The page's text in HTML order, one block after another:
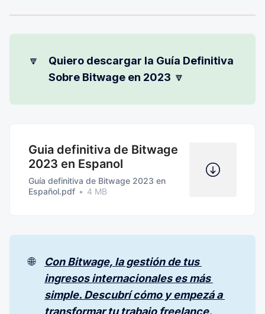
🔽
Quiero descargar la Guía Definitiva
Sobre Bitwage en 2023 🔽
Guia definitiva de Bitwage
2023 en Espanol
Guía definitiva de Bitwage 2023 en
Español.pdf
4 MB
🌐
Con Bitwage, la gestión de tus
ingresos internacionales es más
simple. Descubrí cómo y empezá a
transformar tu trabajo freelance.